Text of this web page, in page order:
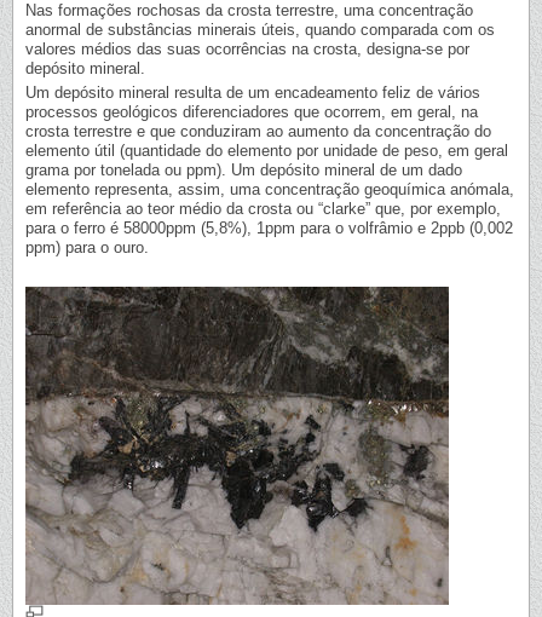
Nas formações rochosas da crosta terrestre, uma concentração
anormal de substâncias minerais úteis, quando comparada com os
valores médios das suas ocorrências na crosta, designa-se por
depósito mineral.
Um depósito mineral resulta de um encadeamento feliz de vários
processos geológicos diferenciadores que ocorrem, em geral, na
crosta terrestre e que conduziram ao aumento da concentração do
elemento útil (quantidade do elemento por unidade de peso, em geral
grama por tonelada ou ppm). Um depósito mineral de um dado
elemento representa, assim, uma concentração geoquímica anómala,
em referência ao teor médio da crosta ou “clarke” que, por exemplo,
para o ferro é 58000ppm (5,8%), 1ppm para o volfrâmio e 2ppb (0,002
ppm) para o ouro.